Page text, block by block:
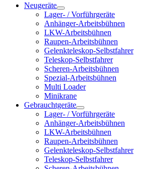
Neugeräte
Lager- / Vorführgeräte
Anhänger-Arbeitsbühnen
LKW-Arbeitsbühnen
Raupen-Arbeitsbühnen
Gelenkteleskop-Selbstfahrer
Teleskop-Selbstfahrer
Scheren-Arbeitsbühnen
Spezial-Arbeitsbühnen
Multi Loader
Minikrane
Gebrauchtgeräte
Lager- / Vorführgeräte
Anhänger-Arbeitsbühnen
LKW-Arbeitsbühnen
Raupen-Arbeitsbühnen
Gelenkteleskop-Selbstfahrer
Teleskop-Selbstfahrer